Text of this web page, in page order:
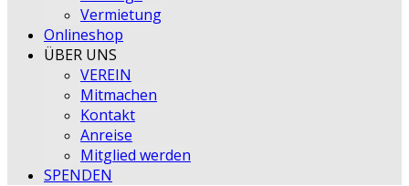
Vermietung
Onlineshop
ÜBER UNS
VEREIN
Mitmachen
Kontakt
Anreise
Mitglied werden
SPENDEN